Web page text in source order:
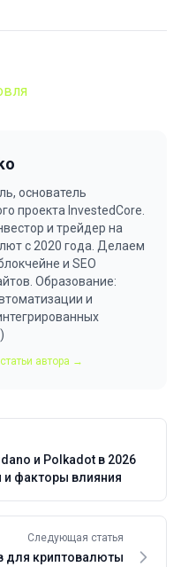
основатель
проекта InvestedCore.
и трейдер на
с 2020 года. Делаем
и SEO
Образование:
и
автора →
и Polkadot в 2026
и факторы влияния
Следующая статья
для криптовалюты